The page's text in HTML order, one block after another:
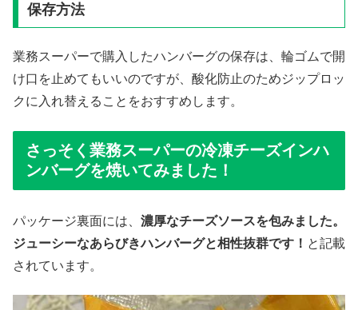
保存方法
業務スーパーで購入したハンバーグの保存は、輪ゴムで開
け口を止めてもいいのですが、酸化防止のためジップロッ
クに入れ替えることをおすすめします。
さっそく業務スーパーの冷凍チーズインハ
ンバーグを焼いてみました！
パッケージ裏面には、 濃厚なチーズソースを包みました。
ジューシーなあらびきハンバーグと相性抜群です！ と記載
されています。